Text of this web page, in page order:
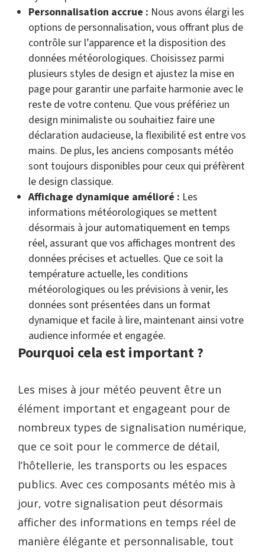
Personnalisation accrue : Nous avons élargi les
options de personnalisation, vous offrant plus de
contrôle sur l’apparence et la disposition des
données météorologiques. Choisissez parmi
plusieurs styles de design et ajustez la mise en
page pour garantir une parfaite harmonie avec le
reste de votre contenu. Que vous préfériez un
design minimaliste ou souhaitiez faire une
déclaration audacieuse, la flexibilité est entre vos
mains. De plus, les anciens composants météo
sont toujours disponibles pour ceux qui préfèrent
le design classique.
Affichage dynamique amélioré : Les
informations météorologiques se mettent
désormais à jour automatiquement en temps
réel, assurant que vos affichages montrent des
données précises et actuelles. Que ce soit la
température actuelle, les conditions
météorologiques ou les prévisions à venir, les
données sont présentées dans un format
dynamique et facile à lire, maintenant ainsi votre
audience informée et engagée.
Pourquoi cela est important ?
Les mises à jour météo peuvent être un
élément important et engageant pour de
nombreux types de signalisation numérique,
que ce soit pour le commerce de détail,
l’hôtellerie, les transports ou les espaces
publics. Avec ces composants météo mis à
jour, votre signalisation peut désormais
afficher des informations en temps réel de
manière élégante et personnalisable, tout